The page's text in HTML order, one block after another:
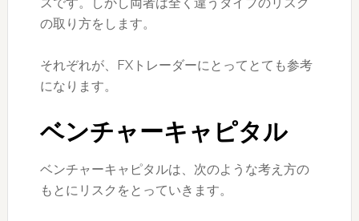
の取り方をします。
それぞれが、FXトレーダーにとってとても参考
になります。
ベンチャーキャピタル
ベンチャーキャピタルは、次のような考え方の
もとにリスクをとっていきます。